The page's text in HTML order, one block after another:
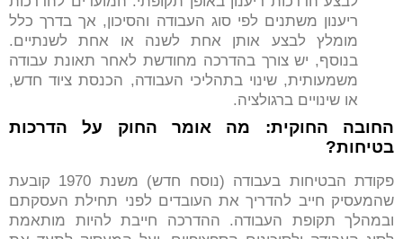
ריענון משתנים לפי סוג העבודה והסיכון, אך בדרך כלל
מומלץ לבצע אותן אחת לשנה או אחת לשנתיים.
בנוסף, יש צורך בהדרכה מחודשת לאחר תאונת עבודה
משמעותית, שינוי בתהליכי העבודה, הכנסת ציוד חדש,
או שינויים ברגולציה.
החובה החוקית: מה אומר החוק על הדרכות
בטיחות?
פקודת הבטיחות בעבודה (נוסח חדש) משנת 1970 קובעת
שהמעסיק חייב להדריך את העובדים לפני תחילת העסקתם
ובמהלך תקופת העבודה. ההדרכה חייבת להיות מותאמת